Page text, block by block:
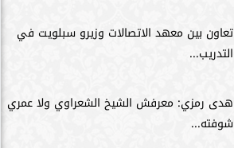
تعاون بين معهد الاتصالات وزيرو سبلويت في
التدريب...
هدى رمزي: معرفش الشيخ الشعراوي ولا عمري
شوفته...